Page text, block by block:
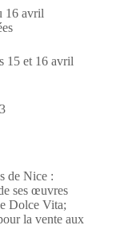
16 avril
15 et 16 avril
de Nice :
ses œuvres
Dolce Vita;
la vente aux